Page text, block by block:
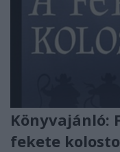
Könyvajánló:
fekete